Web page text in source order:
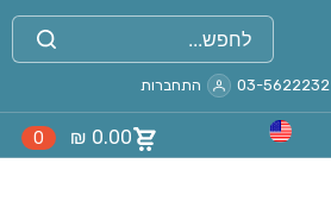
03-5622232 התחברות
₪ 0.00
0